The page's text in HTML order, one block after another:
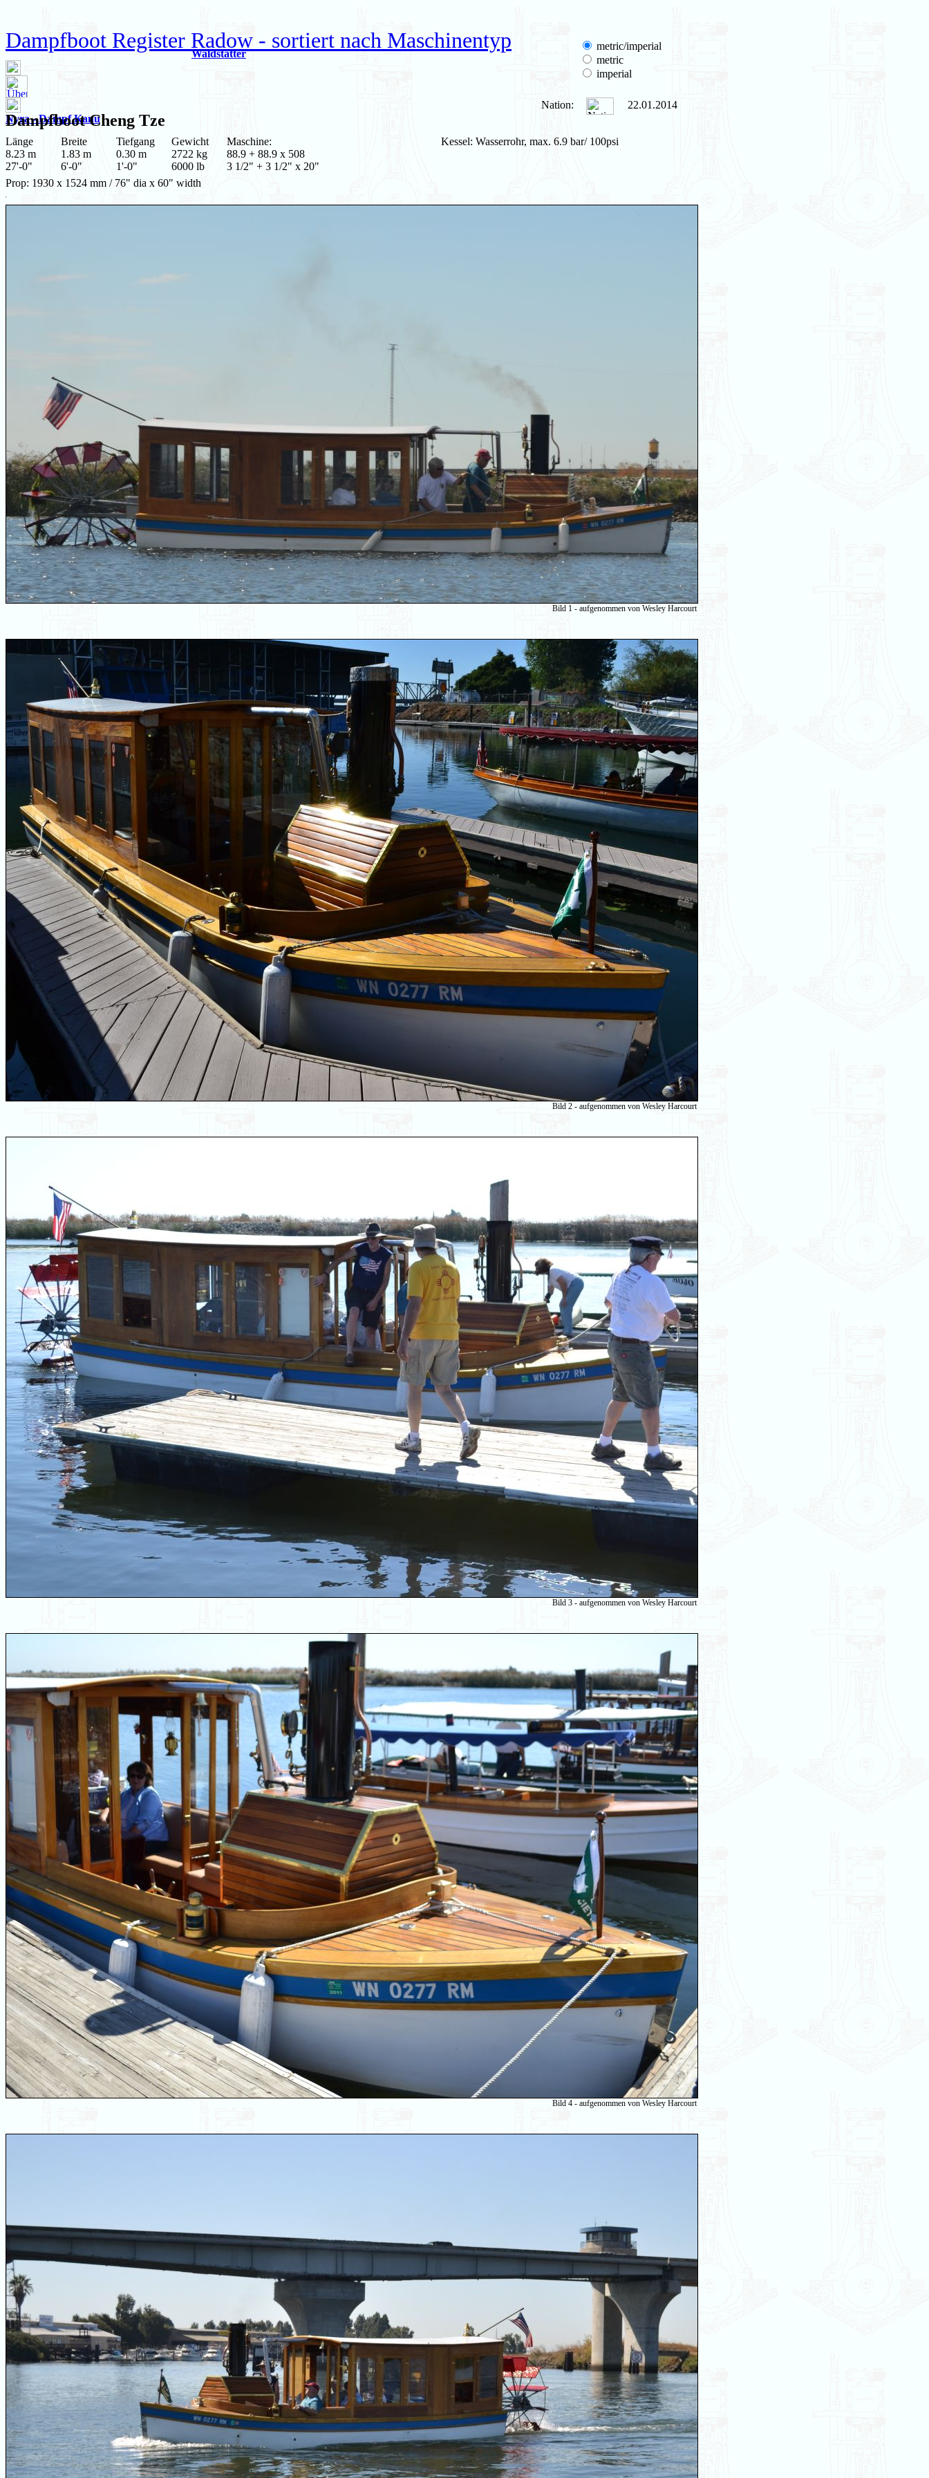
Dampfboot Register Radow - sortiert nach Maschinentyp
Waldstätter
Nyra - Dampf Kanu
metric/imperial
metric
imperial
DampfbootCheng Tze
Nation: 22.01.2014
Länge
8.23 m
27'-0"
Breite
1.83 m
6'-0"
Tiefgang
0.30 m
1'-0"
Gewicht
2722 kg
6000 lb
Maschine:
88.9 + 88.9 x 508
3 1/2" + 3 1/2" x 20"
Kessel: Wasserrohr, max. 6.9 bar/ 100psi
Prop: 1930 x 1524 mm / 76" dia x 60" width
Bild 1 - aufgenommen von Wesley Harcourt
Bild 2 - aufgenommen von Wesley Harcourt
Bild 3 - aufgenommen von Wesley Harcourt
Bild 4 - aufgenommen von Wesley Harcourt